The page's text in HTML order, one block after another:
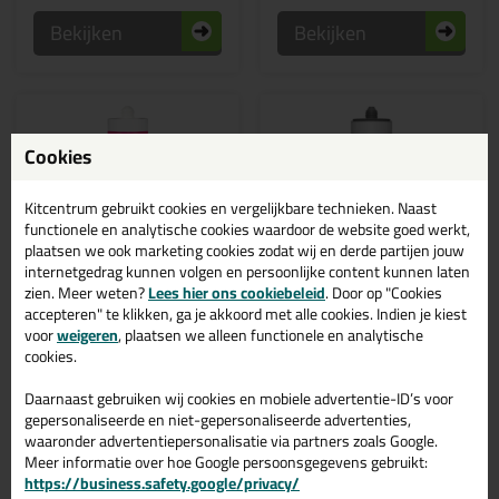
Bekijken Bekijken
Ottocoll M500 310ml
en voor natuursteen
geschikte premium hybride-
lijm en afdichtingskit
Professionele keuze
5,87
290ml
Meest universele elastische
lijmkit!
Actiecode: bouwvak10
7,09
Cookies
Kitcentrum gebruikt cookies en vergelijkbare technieken. Naast
functionele en analytische cookies waardoor de website goed werkt,
plaatsen we ook marketing cookies zodat wij en derde partijen jouw
internetgedrag kunnen volgen en persoonlijke content kunnen laten
zien. Meer weten?Lees hier ons cookiebeleid. Door op "Cookies
accepteren" te klikken, ga je akkoord met alle cookies. Indien je kiest
voorweigeren, plaatsen we alleen functionele en analytische
cookies.
Daarnaast gebruiken wij cookies en mobiele advertentie-ID’s voor
gepersonaliseerde en niet-gepersonaliseerde advertenties,
waaronder advertentiepersonalisatie via partners zoals Google.
Meer informatie over hoe Google persoonsgegevens gebruikt:
https://business.safety.google/privacy/